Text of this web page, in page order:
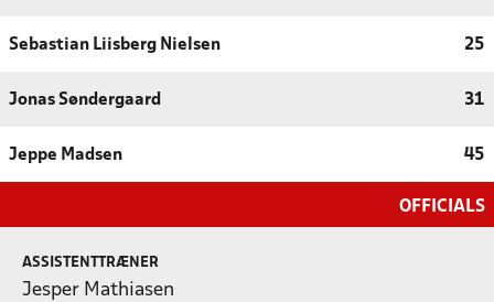
Sebastian Liisberg Nielsen 25
Jonas Søndergaard 31
Jeppe Madsen 45
OFFICIALS
ASSISTENTTRÆNER
Jesper Mathiasen